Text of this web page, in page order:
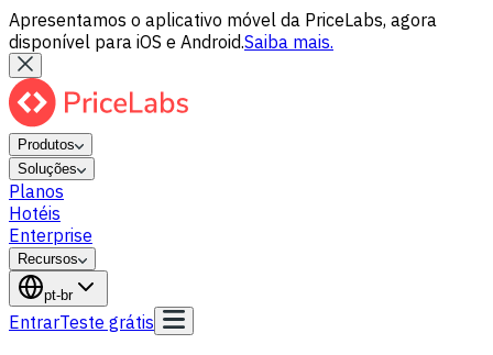
Apresentamos o aplicativo móvel da PriceLabs, agora
disponível para iOS e Android.Saiba mais.
Produtos
Soluções
Planos
Hotéis
Enterprise
Recursos
pt-br
EntrarTeste grátis